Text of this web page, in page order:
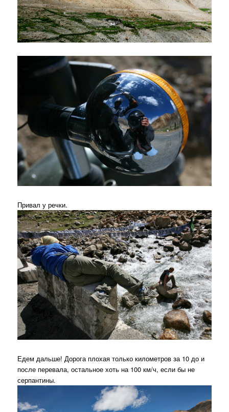
Привал у речки.
Едем дальше! Дорога плохая только километров за 10 до и
после перевала, остальное хоть на 100 км/ч, если бы не
серпантины.